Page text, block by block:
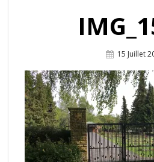
Posted
15 Juillet